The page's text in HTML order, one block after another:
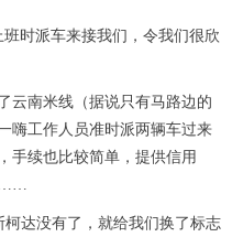
时派车来接我们，令我们很欣
云南米线（据说只有马路边的
嗨工作人员准时派两辆车过来
手续也比较简单，提供信用
……
达没有了，就给我们换了标志